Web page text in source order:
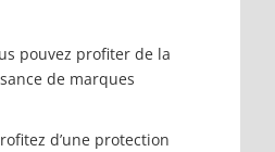
pouvez profiter de la
de marques
d’une protection